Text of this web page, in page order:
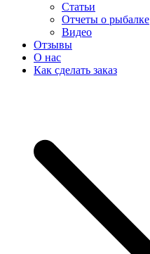
Статьи
Отчеты о рыбалке
Видео
Отзывы
О нас
Как сделать заказ